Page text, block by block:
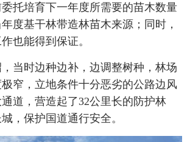
托培育下一年度所需要的苗木数量
度基干林带造林苗木来源；同时，
也能得到保证。
当时边种边补，边调整树种，林场
窄，立地条件十分恶劣的公路边风
道，营造起了32公里长的防护林
，保护国道通行安全。